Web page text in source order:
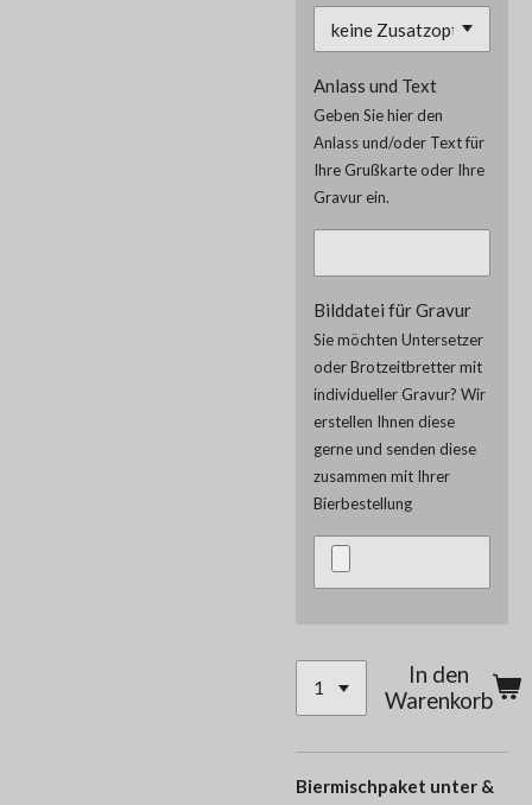
Anlass und Text
Geben Sie hier den
Anlass und/oder Text für
Ihre Grußkarte oder Ihre
Gravur ein.
Bilddatei für Gravur
Sie möchten Untersetzer
oder Brotzeitbretter mit
individueller Gravur? Wir
erstellen Ihnen diese
gerne und senden diese
zusammen mit Ihrer
Bierbestellung
In den
Warenkorb
Biermischpaket unter &